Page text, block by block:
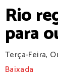
Rio
para
Terça-Feira,
Baixada